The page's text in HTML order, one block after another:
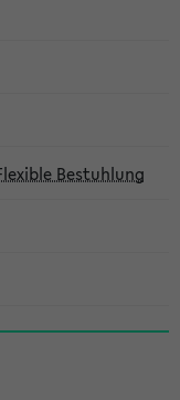
Bestuhlung